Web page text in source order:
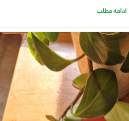
ادامه مطلب